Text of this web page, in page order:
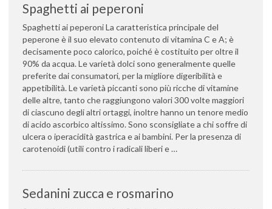
Spaghetti ai peperoni
Spaghetti ai peperoni La caratteristica principale del
peperone è il suo elevato contenuto di vitamina C e A; è
decisamente poco calorico, poiché è costituito per oltre il
90% da acqua. Le varietà dolci sono generalmente quelle
preferite dai consumatori, per la migliore digeribilità e
appetibilità. Le varietà piccanti sono più ricche di vitamine
delle altre, tanto che raggiungono valori 300 volte maggiori
di ciascuno degli altri ortaggi, inoltre hanno un tenore medio
di acido ascorbico altissimo. Sono sconsigliate a chi soffre di
ulcera o iperacidità gastrica e ai bambini. Per la presenza di
carotenoidi (utili contro i radicali liberi e …
Sedanini zucca e rosmarino